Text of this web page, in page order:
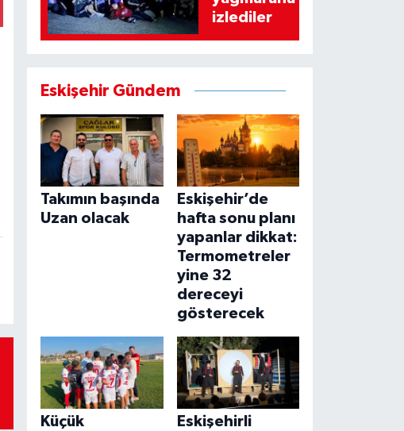
izlediler
Eskişehir Gündem
Takımın başında
Uzan olacak
Eskişehir’de
hafta sonu planı
yapanlar dikkat:
Termometreler
yine 32
dereceyi
gösterecek
Küçük
Eskişehirli